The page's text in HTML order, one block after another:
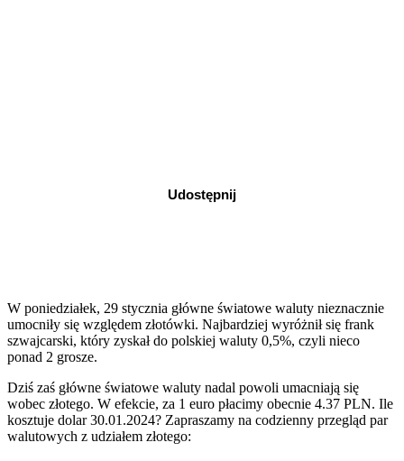
Udostępnij
W poniedziałek, 29 stycznia główne światowe waluty nieznacznie
umocniły się względem złotówki. Najbardziej wyróżnił się frank
szwajcarski, który zyskał do polskiej waluty 0,5%, czyli nieco
ponad 2 grosze.
Dziś zaś główne światowe waluty nadal powoli umacniają się
wobec złotego. W efekcie, za 1 euro płacimy obecnie 4.37 PLN. Ile
kosztuje dolar 30.01.2024? Zapraszamy na codzienny przegląd par
walutowych z udziałem złotego: